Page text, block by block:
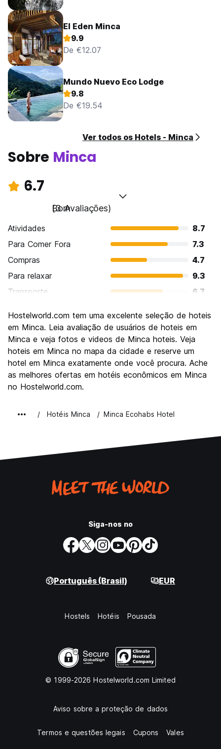
El Eden Minca
9.9
De €12.07
Mundo Nuevo Eco Lodge
9.8
De €19.54
Ver todos os Hotels - Minca
Sobre Minca
6.7
Bom
(3 Avaliações)
Atividades
8.7
Para Comer Fora
7.3
Compras
4.7
Para relaxar
9.3
Transporte
6.7
Cultura
6.7
Festas / vida noturna
2.7
Custo-beneficio
8.7
Hostelworld.com tem uma excelente seleção de hoteis
em Minca. Leia avaliação de usuários de hoteis em
Minca e veja fotos e videos de Minca hoteis. Veja
hoteis em Minca no mapa da cidade e reserve um
hotel em Minca exatamente onde você procura. Ache
as melhores ofertas em hotéis econômicos em Minca
no Hostelworld.com.
Hotéis Minca Minca Ecohabs Hotel
Siga-nos no
Português (Brasil) EUR
Hostels Hotéis Pousada
© 1999-2026 Hostelworld.com Limited
Aviso sobre a proteção de dados
Termos e questões legais Cupons Vales